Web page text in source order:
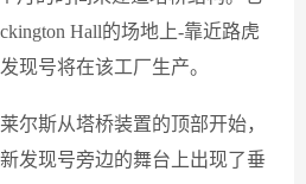
Hall的场地上-靠近路虎
现号将在该工厂生产。
尔斯从塔桥装置的顶部开始，
发现号旁边的舞台上出现了垂